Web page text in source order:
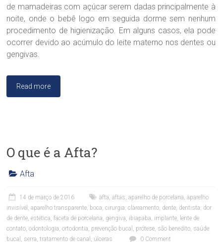
D
r
a
.
S
a
n
ã
de mamadeiras com açúcar serem dadas principalmente à
noite, onde o bebê logo em seguida dorme sem nenhum
procedimento de higienização. Em alguns casos, ela pode
ocorrer devido ao acúmulo do leite materno nos dentes ou
gengivas.
Read more
O que é a Afta?
í
n
c
Afta
14 de março de 2016 afta,aftas,aparelho de porcelana,aparelho
invisível ,aparelho transparente, boca,cirurgia,clareamento, dente, dentista, dor
de dente,estética,faceta de porcelana, gengiva, ibiapaba, implante, lente de
contato,odontologia,ortodontia, prevenção bucal , prótese, são benedito, saúde
bucal , serra,tratamento de canal , úlceras 0 Comment